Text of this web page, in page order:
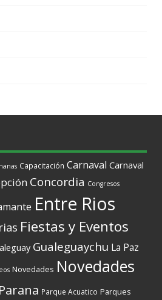
Capacitación Carnaval Carnaval
Concordia Congresos
Entre Rios
Fiestas y Eventos
Gualeguaychu La Paz
Novedades Novedades
Parana Parque Acuatico Parques